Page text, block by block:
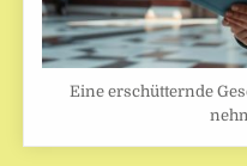
Eine erschütternde